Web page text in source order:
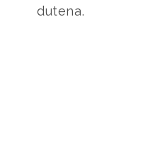
dutena.